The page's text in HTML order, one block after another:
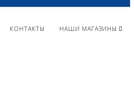
КОНТАКТЫ НАШИ МАГАЗИНЫ